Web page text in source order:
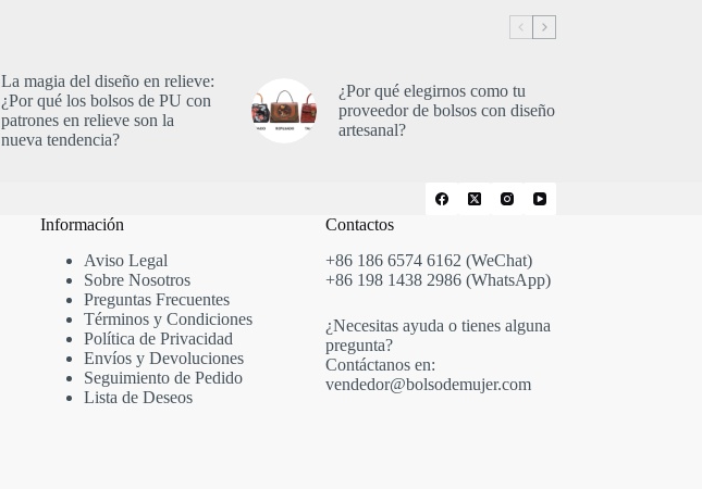
La magia del diseño en relieve:
¿Por qué los bolsos de PU con
patrones en relieve son la
nueva tendencia?
¿Por qué elegirnos como tu
proveedor de bolsos con diseño
artesanal?
Información
Aviso Legal
Sobre Nosotros
Preguntas Frecuentes
Términos y Condiciones
Política de Privacidad
Envíos y Devoluciones
Seguimiento de Pedido
Lista de Deseos
Contactos
+86 186 6574 6162 (WeChat)
+86 198 1438 2986 (WhatsApp)
¿Necesitas ayuda o tienes alguna
pregunta?
Contáctanos en:
vendedor@bolsodemujer.com